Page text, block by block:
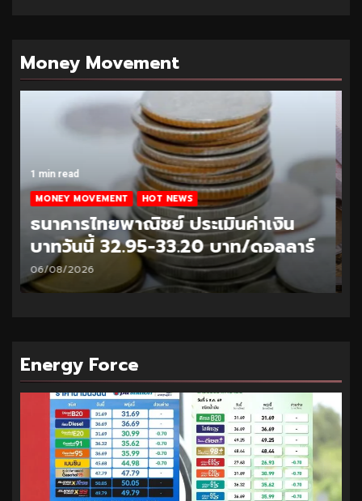
Money Movement
1 min read
MONEY MOVEMENT HOT NEWS
ธนาคารไทยพาณิชย์ ประเมินค่าเงิน
บาทวันนี้ 33.10-33.35 บาท/ดอลลาร์
05/08/2026
Energy Force